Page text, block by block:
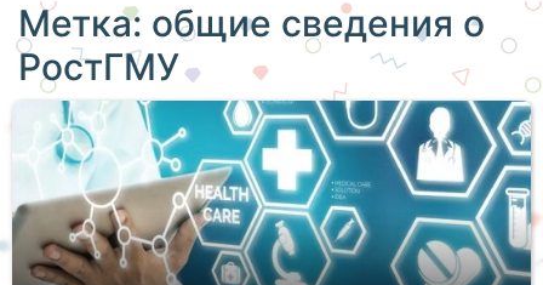
Метка: общие сведения о
РостГМУ